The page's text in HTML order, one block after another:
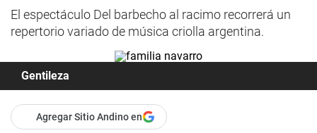
El espectáculo Del barbecho al racimo recorrerá un
repertorio variado de música criolla argentina.
Gentileza
Agregar Sitio Andino en